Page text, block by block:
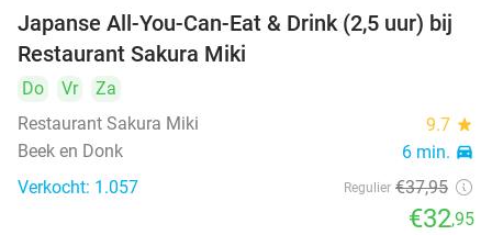
13%
Japanse All-You-Can-Eat & Drink (2,5 uur) bij
Restaurant Sakura Miki
Do Vr
Za
Restaurant Sakura Miki
9.7 star
Beek en Donk 6 min. directions_car
Verkocht: 1.057 Regulier €37,95
€32,95